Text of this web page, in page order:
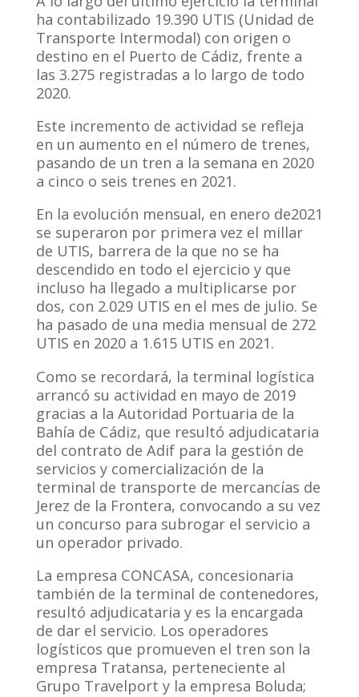
ha contabilizado 19.390 UTIS (Unidad de
Transporte Intermodal) con origen o
destino en el Puerto de Cádiz, frente a
las 3.275 registradas a lo largo de todo
2020.
Este incremento de actividad se refleja
en un aumento en el número de trenes,
pasando de un tren a la semana en 2020
a cinco o seis trenes en 2021.
En la evolución mensual, en enero de2021
se superaron por primera vez el millar
de UTIS, barrera de la que no se ha
descendido en todo el ejercicio y que
incluso ha llegado a multiplicarse por
dos, con 2.029 UTIS en el mes de julio. Se
ha pasado de una media mensual de 272
UTIS en 2020 a 1.615 UTIS en 2021.
Como se recordará, la terminal logística
arrancó su actividad en mayo de 2019
gracias a la Autoridad Portuaria de la
Bahía de Cádiz, que resultó adjudicataria
del contrato de Adif para la gestión de
servicios y comercialización de la
terminal de transporte de mercancías de
Jerez de la Frontera, convocando a su vez
un concurso para subrogar el servicio a
un operador privado.
La empresa CONCASA, concesionaria
también de la terminal de contenedores,
resultó adjudicataria y es la encargada
de dar el servicio. Los operadores
logísticos que promueven el tren son la
empresa Tratansa, perteneciente al
Grupo Travelport y la empresa Boluda;